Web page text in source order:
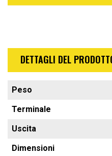
DETTAGLI DEL
Peso
Terminale
Uscita
Dimensioni